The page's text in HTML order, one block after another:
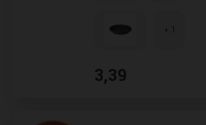
3,39
+ 1